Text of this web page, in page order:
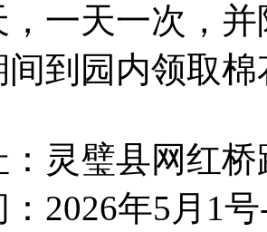
，一天一次，
到园内领取
灵璧县网红
2026年5月1